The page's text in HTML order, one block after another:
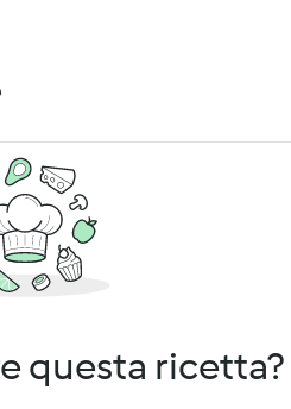
questa ricetta?